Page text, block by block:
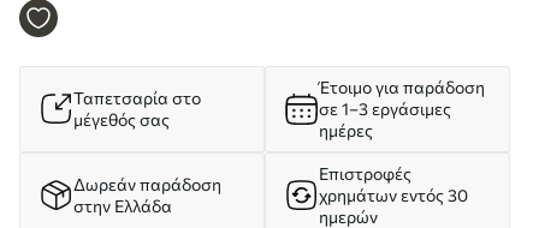
μινιμαλιστικό στυλ Nr. u11256
Ταπετσαρία στο
μέγεθός σας
Έτοιμο για παράδοση
σε 1–3 εργάσιμες
ημέρες
Δωρεάν παράδοση
στην Ελλάδα
Επιστροφές
χρημάτων εντός 30
ημερών